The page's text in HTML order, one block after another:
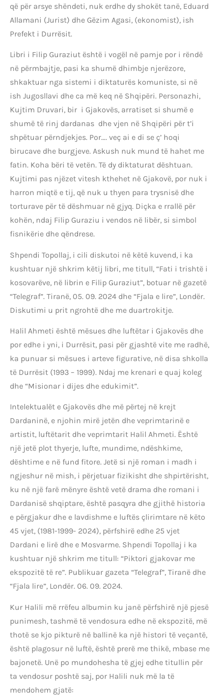
që për arsye shëndeti, nuk erdhe dy shokët tanë, Eduard
Allamani (Jurist) dhe Gëzim Agasi, (ekonomist), ish
Prefekt i Durrësit.
Libri i Filip Guraziut është i vogël në pamje por i rëndë
në përmbajtje, pasi ka shumë dhimbje njerëzore,
shkaktuar nga sistemi i diktaturës komuniste, si në
ish Jugosllavi dhe ca më keq në Shqipëri. Personazhi,
Kujtim Druvari, bir i Gjakovës, arratiset si shumë e
shumë të rinj dardanas dhe vjen në Shqipëri për t’i
shpëtuar përndjekjes. Por…. veç ai e di se ç’ hoqi
birucave dhe burgjeve. Askush nuk mund të hahet me
fatin. Koha bëri të vetën. Të dy diktaturat dështuan.
Kujtimi pas njëzet vitesh kthehet në Gjakovë, por nuk i
harron miqtë e tij, që nuk u thyen para trysnisë dhe
torturave për të dëshmuar në gjyq. Diçka e rrallë për
kohën, ndaj Filip Guraziu i vendos në libër, si simbol
fisnikërie dhe qëndrese.
Shpendi Topollaj, i cili diskutoi në këtë kuvend, i ka
kushtuar një shkrim këtij libri, me titull, “Fati i trishtë i
kosovarëve, në librin e Filip Guraziut”, botuar në gazetë
“Telegraf”. Tiranë, 05. 09. 2024 dhe “Fjala e lire”, Londër.
Diskutimi u prit ngrohtë dhe me duartrokitje.
Halil Ahmeti është mësues dhe luftëtar i Gjakovës dhe
por edhe i yni, i Durrësit, pasi për gjashtë vite me radhë,
ka punuar si mësues i arteve figurative, në disa shkolla
të Durrësit (1993 – 1999). Ndaj me krenari e quaj koleg
dhe “Misionar i dijes dhe edukimit”.
Intelektualët e Gjakovës dhe më përtej në krejt
Dardaninë, e njohin mirë jetën dhe veprimtarinë e
artistit, luftëtarit dhe veprimtarit Halil Ahmeti. Është
një jetë plot thyerje, lufte, mundime, ndëshkime,
dështime e në fund fitore. Jetë si një roman i madh i
ngjeshur në mish, i përjetuar fizikisht dhe shpirtërisht,
ku në një farë mënyre është vetë drama dhe romani i
Dardanisë shqiptare, është pasqyra dhe gjithë historia
e përgjakur dhe e lavdishme e luftës çlirimtare në këto
45 vjet, (1981-1999- 2024), përfshirë edhe 25 vjet
Dardani e lirë dhe e Mosvarme. Shpendi Topollaj i ka
kushtuar një shkrim me titull: “Piktori gjakovar me
ekspozitë të re”. Publikuar gazeta “Telegraf”, Tiranë dhe
“Fjala lire”, Londër. 06. 09. 2024.
Kur Halili më rrëfeu albumin ku janë përfshirë një pjesë
punimesh, tashmë të vendosura edhe në ekspozitë, më
thotë se kjo pikturë në ballinë ka një histori të veçantë,
është plagosur në luftë, është prerë me thikë, mbase me
bajonetë. Unë po mundohesha të gjej edhe titullin për
ta vendosur poshtë saj, por Halili nuk më la të
mendohem gjatë: